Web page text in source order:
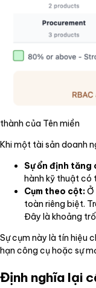
thành của Tên miền
Khi một tài sản doanh
Sự ổn định tăng
hành kỹ thuật có
Cụm theo cột:Ở
toàn riêng biệt.
Đây là khoảng
Sự cụm này là tín hiệu
hạn công cụ hoặc sự
Định nghĩa lại